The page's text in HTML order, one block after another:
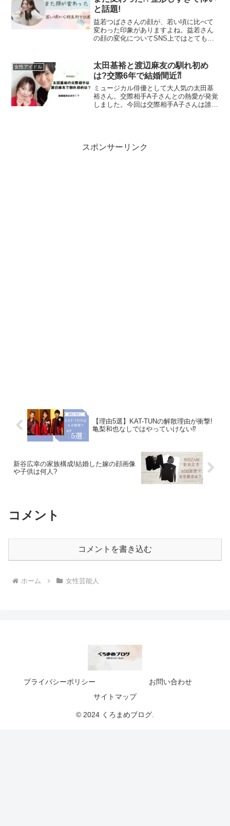
と話題!
益若つばささんの顔が、若い頃に比べて
変わった印象がありますよね。益若さん
の顔の変化についてSNS上ではとても話
した。【益若つばさ】顔がまた変わっ
た？整形したことを告白し...
女性アイドル
太田基裕と渡辺麻友の馴れ初め
は?交際6年で結婚間近⁈
ミュージカル俳優として大人気の太田基
裕さん。交際相手A子さんとの熱愛が発覚
しました。今回は交際相手A子さんは誰な
スポンサーリンク
【理由5選】KAT-TUNの解散理由が衝撃!
亀梨和也なしではやっていけない⁉︎
新谷広幸の家族構成!結婚した嫁の顔画像
や子供は何人?
コメント
コメントを書き込む
ホーム 女性芸能人
プライバシーポリシー
お問い合わせ
サイトマップ
© 2024 くろまめブログ.